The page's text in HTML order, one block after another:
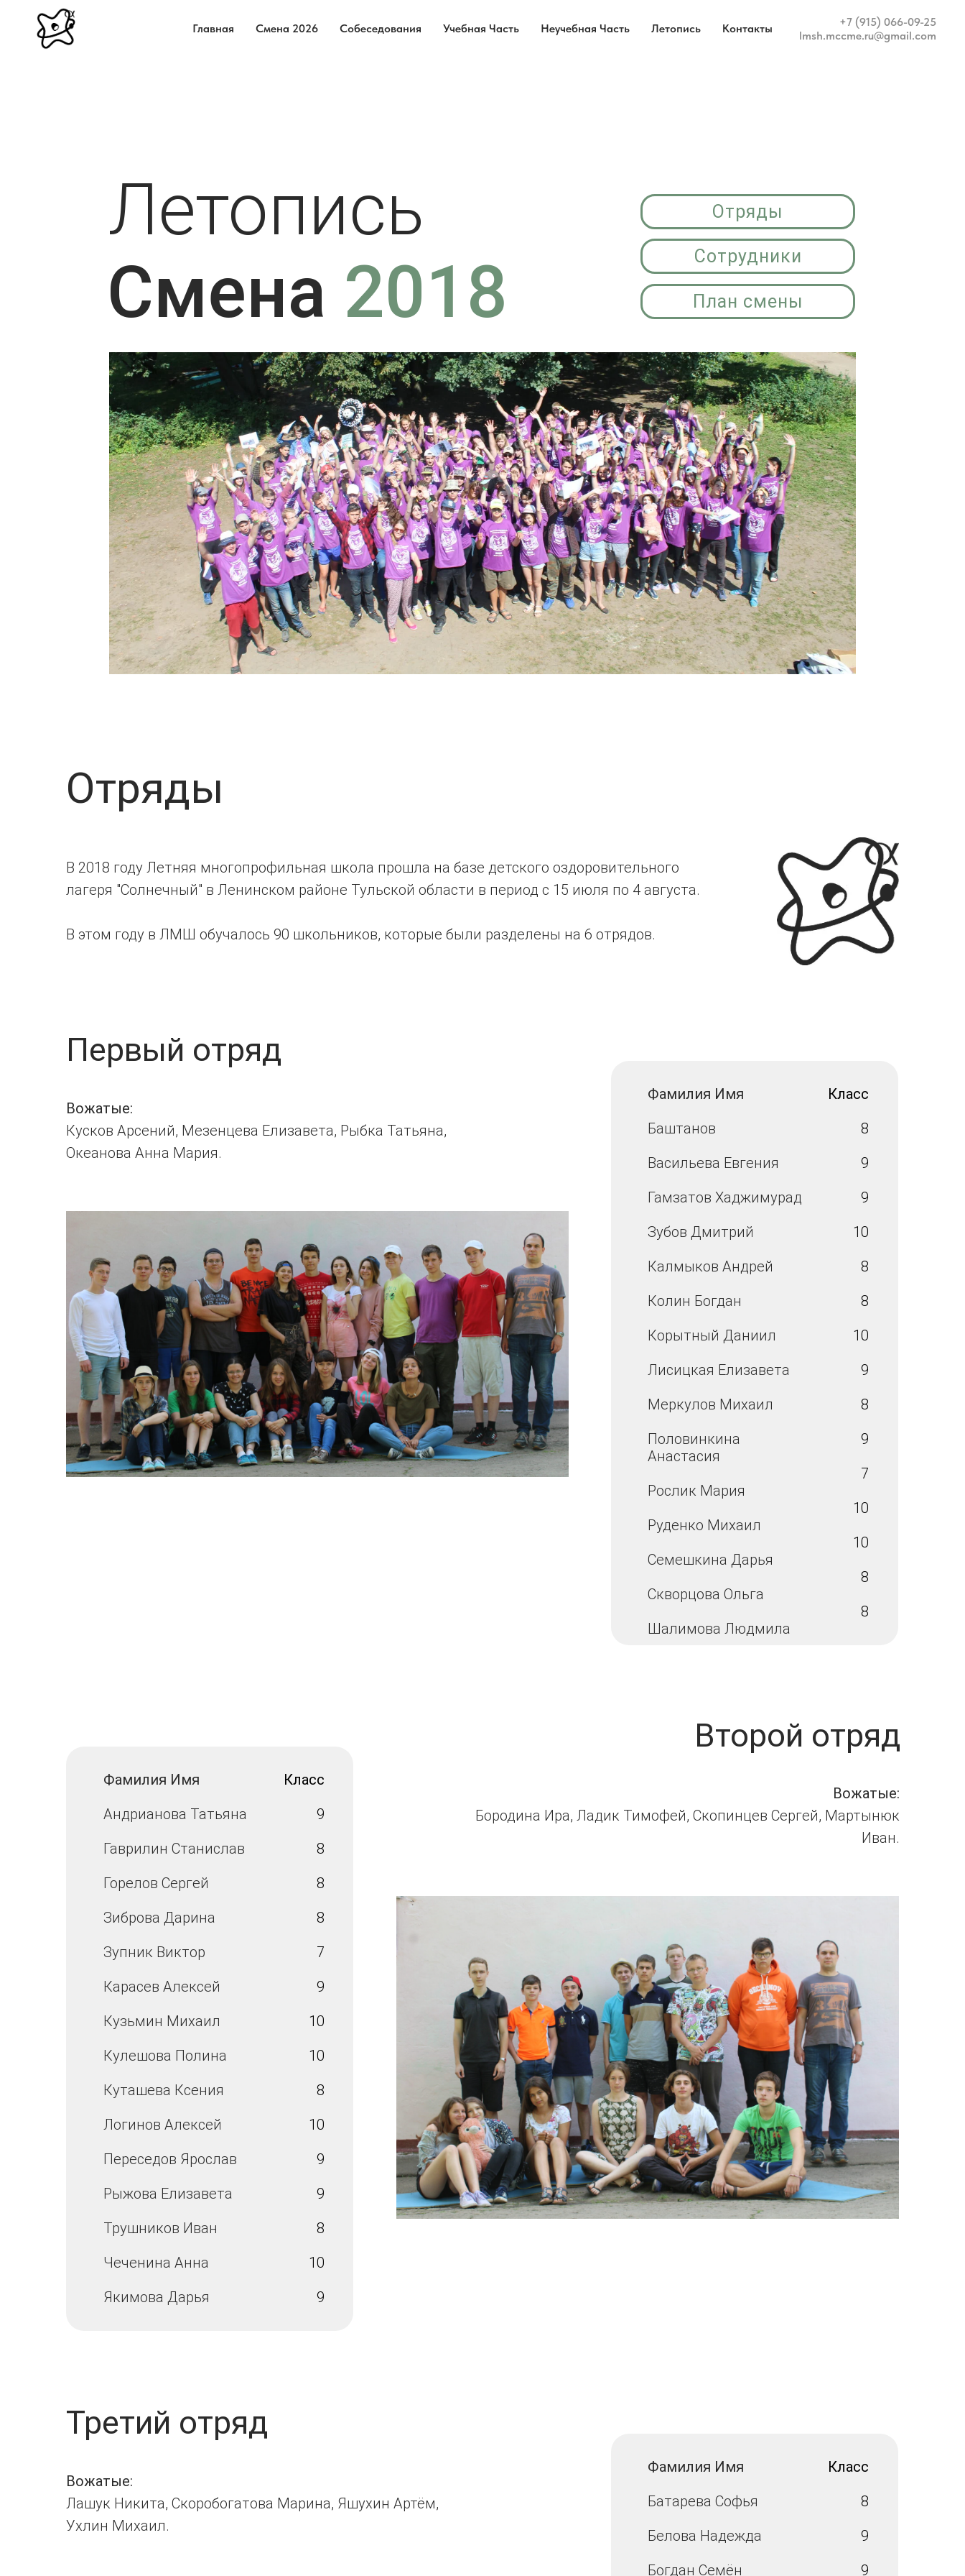
Главная Смена 2026 Собеседования Учебная Часть Неучебная Часть Летопись Контакты
+7 (915) 066-09-25
lmsh.mccme.ru@gmail.com
Смена 2018
Летопись Отряды
Сотрудники
План смены
В 2018 году Летняя многопрофильная школа прошла на базе детского оздоровительного
лагеря "Солнечный" в Ленинском районе Тульской области в период с 15 июля по 4 августа.
В этом году в ЛМШ обучалось 90 школьников, которые были разделены на 6 отрядов.
Отряды
Первый отряд
Вожатые:
Кусков Арсений, Мезенцева Елизавета, Рыбка Татьяна,
Океанова Анна Мария.
Фамилия Имя
Баштанов
Васильева Евгения
Гамзатов Хаджимурад
Зубов Дмитрий
Калмыков Андрей
Колин Богдан
Корытный Даниил
Лисицкая Елизавета
Меркулов Михаил
Половинкина
Анастасия
Рослик Мария
Руденко Михаил
Семешкина Дарья
Скворцова Ольга
Шалимова Людмила
Класс
8
9
9
10
8
8
10
9
8
9
7
10
10
8
8
Второй отряд
Вожатые:
Бородина Ира, Ладик Тимофей, Скопинцев Сергей, Мартынюк
Иван.
Фамилия Имя
Андрианова Татьяна
Гаврилин Станислав
Горелов Сергей
Зиброва Дарина
Зупник Виктор
Карасев Алексей
Кузьмин Михаил
Кулешова Полина
Куташева Ксения
Логинов Алексей
Переседов Ярослав
Рыжова Елизавета
Трушников Иван
Чеченина Анна
Якимова Дарья
Класс
9
8
8
8
7
9
10
10
8
10
9
9
8
10
9
Третий отряд
Вожатые:
Лашук Никита, Скоробогатова Марина, Яшухин Артём,
Ухлин Михаил.
Фамилия Имя
Батарева Софья
Белова Надежда
Богдан Семён
Класс
8
9
9